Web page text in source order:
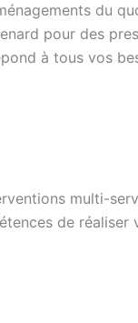
du
pour des
à tous vos
multi-
de réaliser